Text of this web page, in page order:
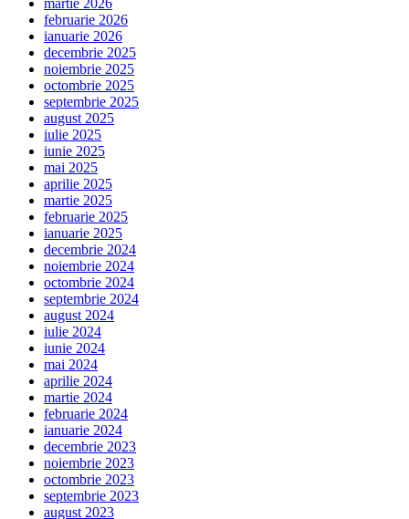
martie 2026
februarie 2026
ianuarie 2026
decembrie 2025
noiembrie 2025
octombrie 2025
septembrie 2025
august 2025
iulie 2025
iunie 2025
mai 2025
aprilie 2025
martie 2025
februarie 2025
ianuarie 2025
decembrie 2024
noiembrie 2024
octombrie 2024
septembrie 2024
august 2024
iulie 2024
iunie 2024
mai 2024
aprilie 2024
martie 2024
februarie 2024
ianuarie 2024
decembrie 2023
noiembrie 2023
octombrie 2023
septembrie 2023
august 2023